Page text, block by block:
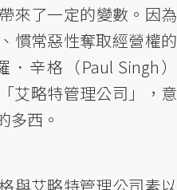
來了一定的變數。因為
慣常惡性奪取經營權的
辛格（Paul Singh）
略特管理公司」，意
多西。